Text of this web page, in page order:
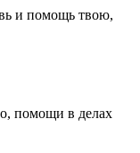
и помощь твою,
помощи в делах